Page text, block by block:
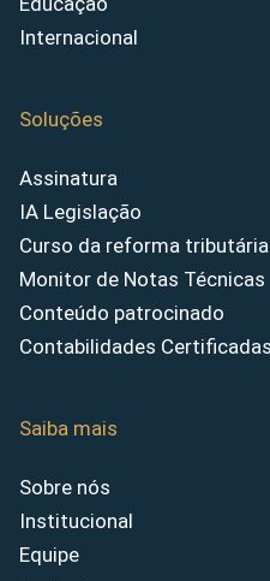
Internacional
Soluções
Assinatura
IA Legislação
Curso da reforma tributária
Monitor de Notas Técnicas
Conteúdo patrocinado
Contabilidades Certificadas
Saiba mais
Sobre nós
Institucional
Equipe